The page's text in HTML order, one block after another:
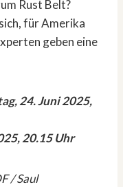
Rust Belt?
für Amerika
geben eine
24. Juni 2025,
20.15 Uhr
/ Saul